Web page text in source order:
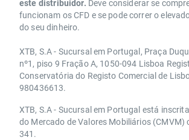
este distribuidor. Deve considerar se
funcionam os CFD e se pode correr o
do seu dinheiro.
XTB, S.A - Sucursal em Portugal, Praça
nº1, piso 9 Fração A, 1050-094 Lisboa
Conservatória do Registo Comercial de
980436613.
XTB, S.A - Sucursal em Portugal está
do Mercado de Valores Mobiliários (CMVM)
341.